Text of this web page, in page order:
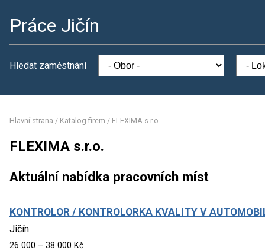
Práce Jičín
Hledat zaměstnání
Hlavní strana / Katalog firem / FLEXIMA s.r.o.
FLEXIMA s.r.o.
Aktuální nabídka pracovních míst
KONTROLOR / KONTROLORKA KVALITY V
Jičín
26 000 – 38 000 Kč